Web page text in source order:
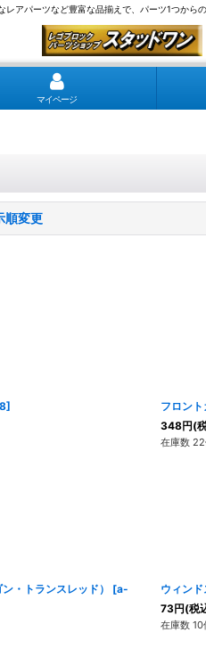
レアパーツなど豊富な品揃えで、パーツ1つからの
マイページ
順変更
]
フロン
348円(
在庫数 22
・トランスレッド） [a-
ウィン
73円(税
在庫数 10